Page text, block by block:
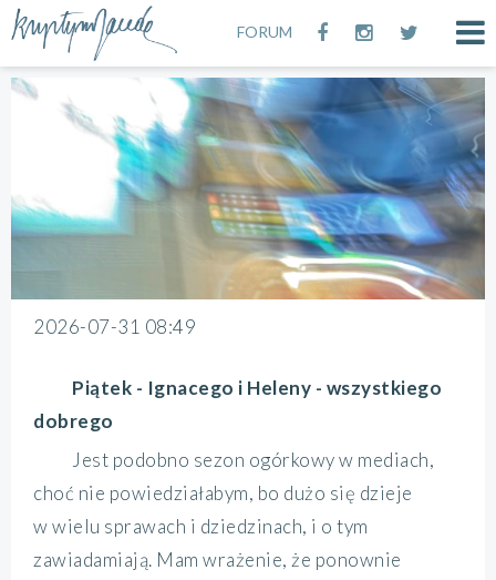
FORUM
2026-07-31 08:49
Piątek - Ignacego i Heleny - wszystkiego
dobrego
Jest podobno sezon ogórkowy w mediach,
choć nie powiedziałabym, bo dużo się dzieje
w wielu sprawach i dziedzinach, i o tym
zawiadamiają. Mam wrażenie, że ponownie